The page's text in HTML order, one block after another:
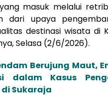
masuk melalui
dari upaya
destinasi wisata di
Selasa (2/6/2026).
Berujung Maut,
dalam Kasus
Sukaraja